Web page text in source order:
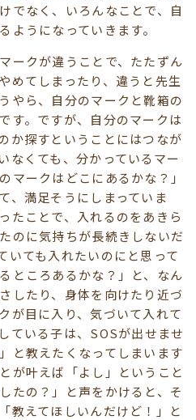
でなく、いろんなことで、自
ようになっていきます。
ークが違うことで、たたずん
めてしまったり、違うと先生
やら、自分のマークと靴箱の
す。ですが、自分のマークは
か探すということにはつなが
なくても、分かっているマー
マークはどこにあるかな？」
、満足そうにしまっていま
たことで、入れるのをあきら
のに気持ちが長続きしないだ
いても入れたいのにと思って
ところあるかな？」と、なん
したり、身体を向けたり近づ
が目に入り、気づいて入れて
ている子は、SOSが出せませ
と教えたくなってしまいます
が叶えば「よし」ということ
たの？」と声をかけると、そ
教えてほしいんだけど！」と